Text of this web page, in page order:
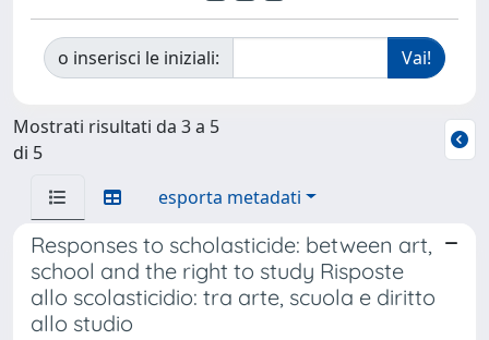
o inserisci le iniziali:
Mostrati risultati da 3 a 5
di 5
esporta metadati
Responses to scholasticide: between art,
school and the right to study Risposte
allo scolasticidio: tra arte, scuola e diritto
allo studio